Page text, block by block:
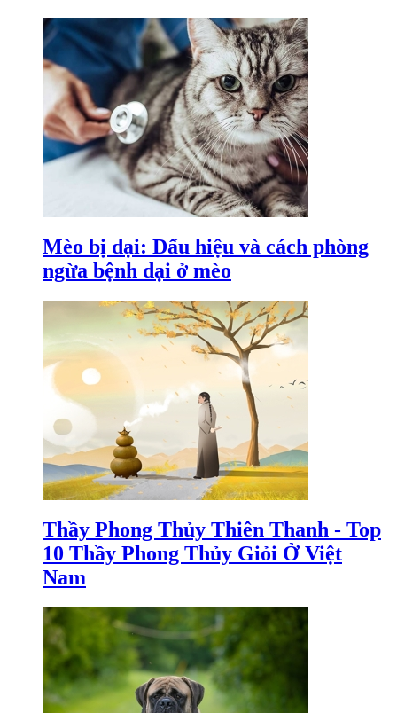
Mèo bị dại: Dấu hiệu và cách phòng
ngừa bệnh dại ở mèo
Thầy Phong Thủy Thiên Thanh - Top
10 Thầy Phong Thủy Giỏi Ở Việt
Nam